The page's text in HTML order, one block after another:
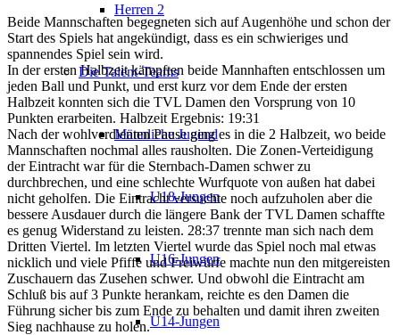
Herren 2
Die Talent-Teams
Männliche Jugend
U18-Jungen
U16-Jungen
U14-Jungen
Beide Mannschaften begegneten sich auf Augenhöhe und schon der
Start des Spiels hat angekündigt, dass es ein schwieriges und
spannendes Spiel sein wird.
In der ersten Halbzeit kämpften beide Mannhaften entschlossen um
jeden Ball und Punkt, und erst kurz vor dem Ende der ersten
Halbzeit konnten sich die TVL Damen den Vorsprung von 10
Punkten erarbeiten. Halbzeit Ergebnis: 19:31
Nach der wohlverdienten Pause ging es in die 2 Halbzeit, wo beide
Mannschaften nochmal alles rausholten. Die Zonen-Verteidigung
der Eintracht war für die Sternbach-Damen schwer zu
durchbrechen, und eine schlechte Wurfquote von außen hat dabei
nicht geholfen. Die Eintracht versuchte noch aufzuholen aber die
bessere Ausdauer durch die längere Bank der TVL Damen schaffte
es genug Widerstand zu leisten. 28:37 trennte man sich nach dem
Dritten Viertel. Im letzten Viertel wurde das Spiel noch mal etwas
nicklich und viele Pfiffe und Freiwürfe machte nun den mitgereisten
Zuschauern das Zusehen schwer. Und obwohl die Eintracht am
Schluß bis auf 3 Punkte herankam, reichte es den Damen die
Führung sicher bis zum Ende zu behalten und damit ihren zweiten
Sieg nachhause zu holen.